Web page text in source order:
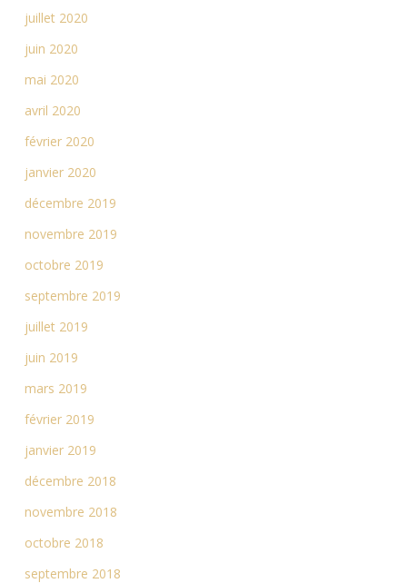
juillet 2020
juin 2020
mai 2020
avril 2020
février 2020
janvier 2020
décembre 2019
novembre 2019
octobre 2019
septembre 2019
juillet 2019
juin 2019
mars 2019
février 2019
janvier 2019
décembre 2018
novembre 2018
octobre 2018
septembre 2018